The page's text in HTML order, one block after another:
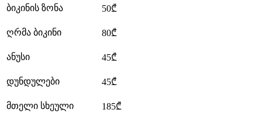
ბიკინის ზონა 50₾
ღრმა ბიკინი 80₾
ანუსი 45₾
დუნდულები 45₾
მთელი სხეული 185₾